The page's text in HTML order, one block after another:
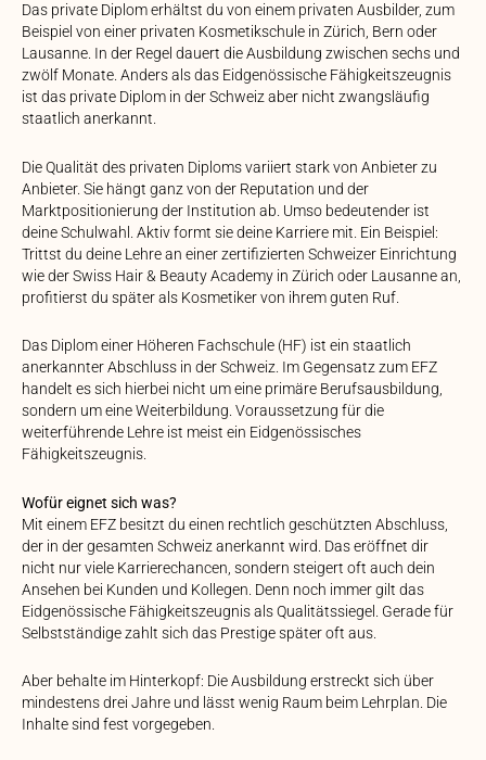
Das private Diplom erhältst du von einem privaten Ausbilder, zum
Beispiel von einer privaten Kosmetikschule in Zürich, Bern oder
Lausanne. In der Regel dauert die Ausbildung zwischen sechs und
zwölf Monate. Anders als das Eidgenössische Fähigkeitszeugnis
ist das private Diplom in der Schweiz aber nicht zwangsläufig
staatlich anerkannt.
Die Qualität des privaten Diploms variiert stark von Anbieter zu
Anbieter. Sie hängt ganz von der Reputation und der
Marktpositionierung der Institution ab. Umso bedeutender ist
deine Schulwahl. Aktiv formt sie deine Karriere mit. Ein Beispiel:
Trittst du deine Lehre an einer zertifizierten Schweizer Einrichtung
wie der Swiss Hair & Beauty Academy in Zürich oder Lausanne an,
profitierst du später als Kosmetiker von ihrem guten Ruf.
Das Diplom einer Höheren Fachschule (HF) ist ein staatlich
anerkannter Abschluss in der Schweiz. Im Gegensatz zum EFZ
handelt es sich hierbei nicht um eine primäre Berufsausbildung,
sondern um eine Weiterbildung. Voraussetzung für die
weiterführende Lehre ist meist ein Eidgenössisches
Fähigkeitszeugnis.
Wofür eignet sich was?
Mit einem EFZ besitzt du einen rechtlich geschützten Abschluss,
der in der gesamten Schweiz anerkannt wird. Das eröffnet dir
nicht nur viele Karrierechancen, sondern steigert oft auch dein
Ansehen bei Kunden und Kollegen. Denn noch immer gilt das
Eidgenössische Fähigkeitszeugnis als Qualitätssiegel. Gerade für
Selbstständige zahlt sich das Prestige später oft aus.
Aber behalte im Hinterkopf: Die Ausbildung erstreckt sich über
mindestens drei Jahre und lässt wenig Raum beim Lehrplan. Die
Inhalte sind fest vorgegeben.